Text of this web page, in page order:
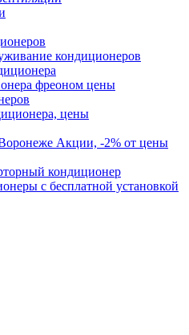
кондиционеров
фреоном цены
цены
Акции, -2% от цены
кондиционер
с бесплатной установкой